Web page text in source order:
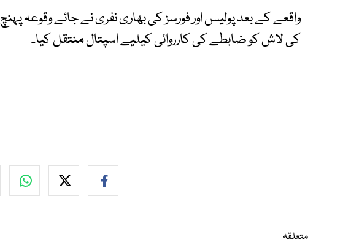
واقعے کے بعد پولیس اور فورسز کی بھاری نفری نے جائے وقوعہ
کی لاش کو ضابطے کی کارروائی کیلیے اسپتال منتقل کیا۔
متعلقہ